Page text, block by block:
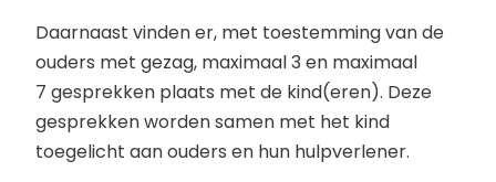
Daarnaast vinden er, met toestemming van de
ouders met gezag, maximaal 3 en maximaal
7 gesprekken plaats met de kind(eren). Deze
gesprekken worden samen met het kind
toegelicht aan ouders en hun hulpverlener.